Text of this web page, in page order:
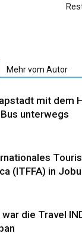
Mehr vom Autor
mit dem
unterwegs
(ITFFA) in
war die Travel